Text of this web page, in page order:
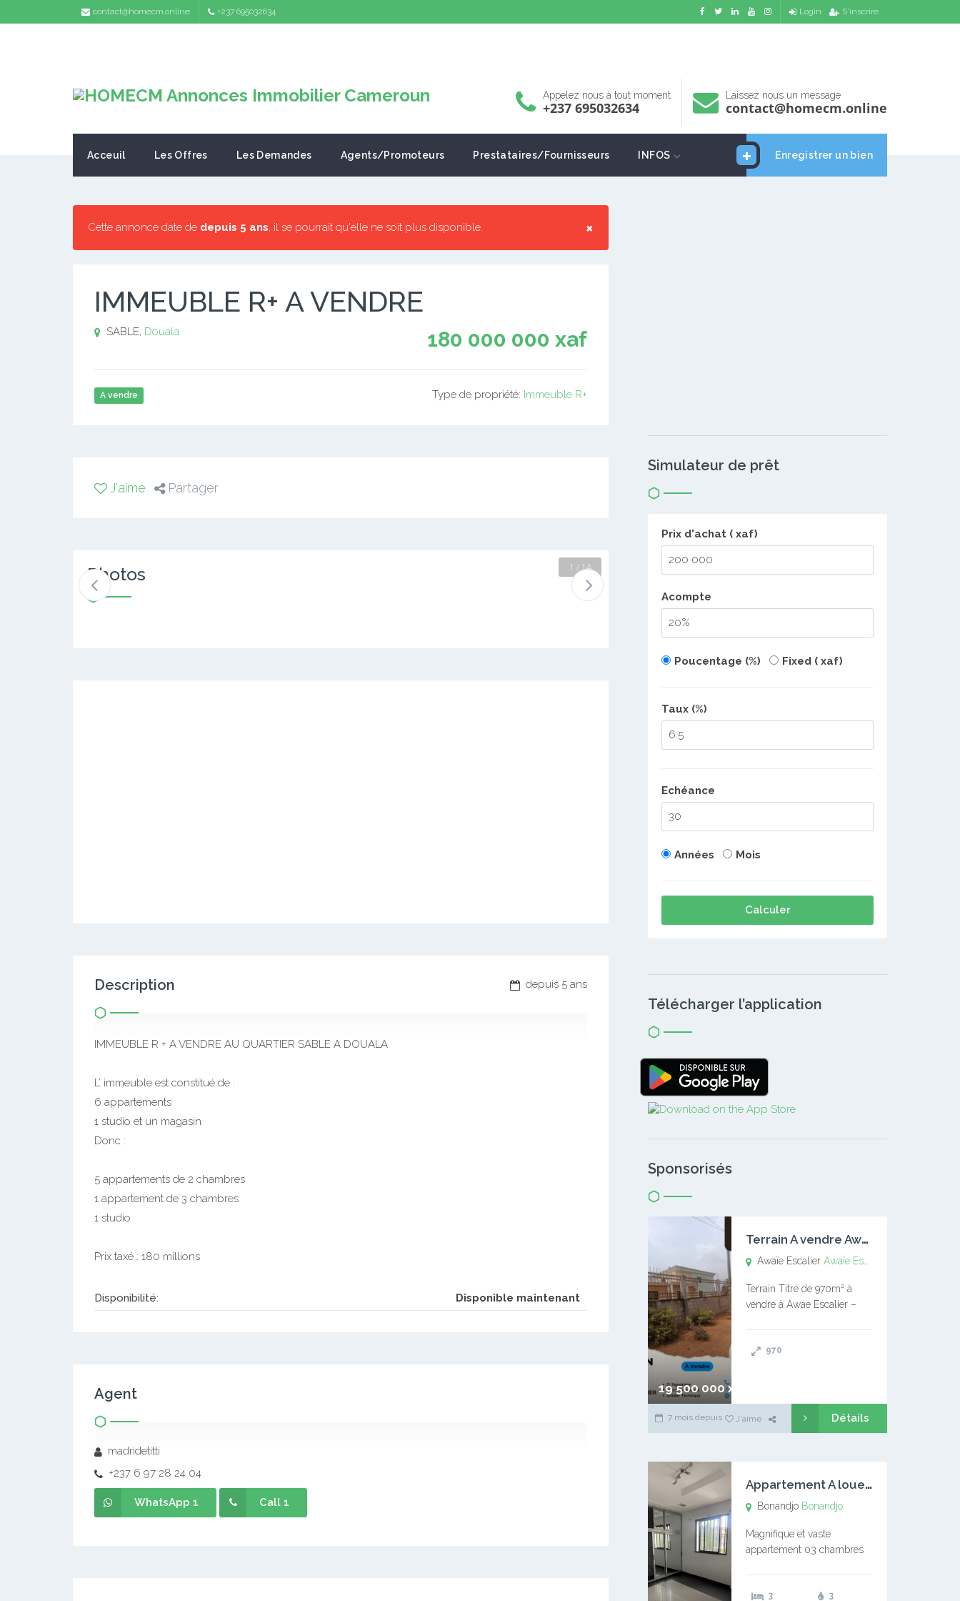
contact@homecm.online +237 695032634 Login S'inscrire
Appelez nous à tout moment
+237 695032634
Laissez nous un message
contact@homecm.online
Enregistrer un bien
Acceuil Les Offres Les Demandes Agents/Promoteurs Prestataires/Fournisseurs INFOS
×
Cette annonce date de depuis 5 ans, il se pourrait qu'elle ne soit plus disponible.
IMMEUBLE R+ A VENDRE
180 000 000 xaf
SABLE, Douala
A vendre Type de propriété: Immeuble R+
J'aime Partager
Photos 2 / 14
depuis 5 ans
Description
IMMEUBLE R + A VENDRE AU QUARTIER SABLE A DOUALA
L’ immeuble est constitué de :
6 appartements
1 studio et un magasin
Donc :
5 appartements de 2 chambres
1 appartement de 3 chambres
1 studio
Prix taxé : 180 millions
Disponibilité: Disponible maintenant
Agent
madridetitti
+237 6 97 28 24 04
WhatsApp 1 Call 1
Simulateur de prêt
Prix d'achat ( xaf)
Acompte
Poucentage (%) Fixed ( xaf)
Taux (%)
Echéance
Années Mois
Calculer
Télécharger l’application
Sponsorisés
19 500 000 xaf
T
errain A vendre Awaïe Escalier
Awaïe EscalierAwaïe Escalier
Terrain Titré de 970m² à
vendre à Awae Escalier –
l’Université Catholique –
970
7 mois depuis J'aime Détails
A
ppartement A louer Bonandjo
Bonandjo Bonandjo
Magnifique et vaste
appartement 03 chambres
douches 01 vaste salon 01
3
3